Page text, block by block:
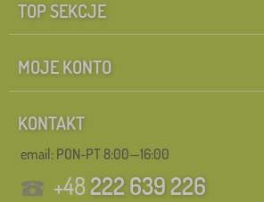
TOP SEKCJE
MOJE KONTO
KONTAKT
email: PON-PT 8:00—16:00
+48222 639 226